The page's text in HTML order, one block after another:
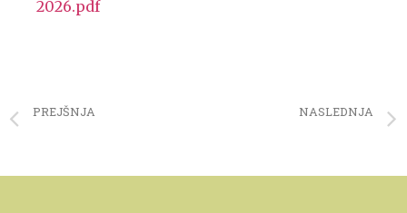
2026.pdf
PREJŠNJA NASLEDNJA